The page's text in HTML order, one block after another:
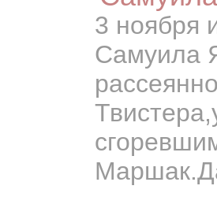
3 ноября
Самуила